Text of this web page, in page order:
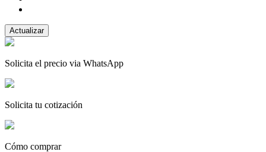
Solicita el precio via WhatsApp
Solicita tu cotización
Cómo comprar